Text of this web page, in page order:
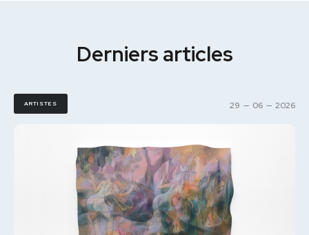
Derniers articles
ARTISTES 29 — 06 — 2026